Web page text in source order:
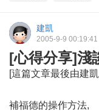
建凱
2005-9-9 00:19:41
[心得分享]淺
[這篇文章最後由建
補福德的操作方法,